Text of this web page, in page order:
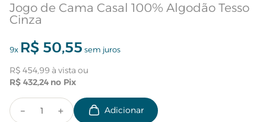
Jogo de Cama Casal 100% Algodão Tesso
Cinza
9x R$ 50,55 sem juros
R$ 454,99
R$ 432,24
＋
－